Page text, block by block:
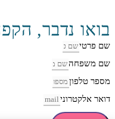
בואו נדבר,
שם פרטי
שם משפחה
מספר טלפון
דואר אלקטרוני